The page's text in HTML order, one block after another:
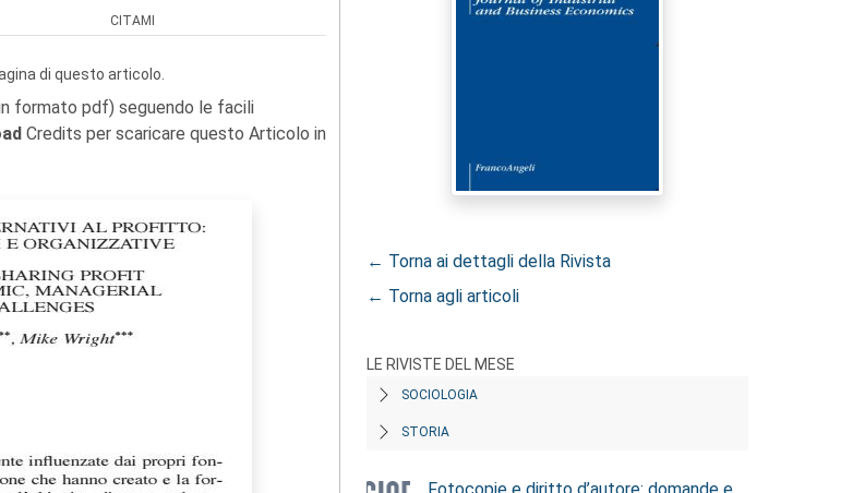
CITAMI
di questo articolo.
formato pdf) seguendo le facili
Credits per scaricare questo Articolo in
← Torna ai dettagli della Rivista
← Torna agli articoli
LE RIVISTE DEL MESE
SOCIOLOGIA
STORIA